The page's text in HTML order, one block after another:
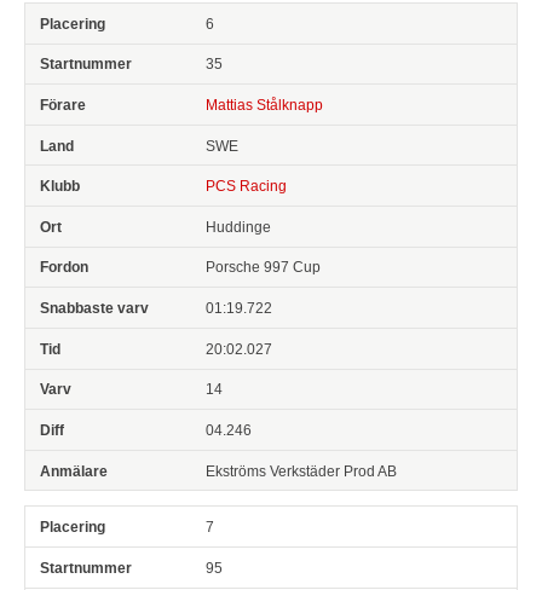
6
35
Mattias Stålknapp
SWE
PCS Racing
Huddinge
Porsche 997 Cup
01:19.722
20:02.027
14
04.246
Ekströms Verkstäder Prod AB
7
95